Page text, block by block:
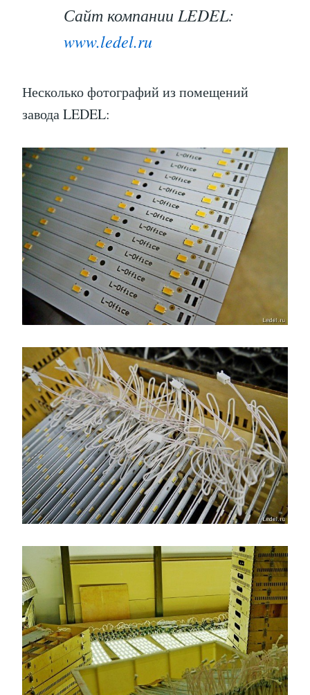
Сайт компании LEDEL:
www.ledel.ru
Несколько фотографий из помещений
завода LEDEL: